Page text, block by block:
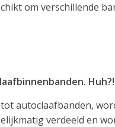
om verschillende
Huh?!
autoclaafbanden,
verdeeld en